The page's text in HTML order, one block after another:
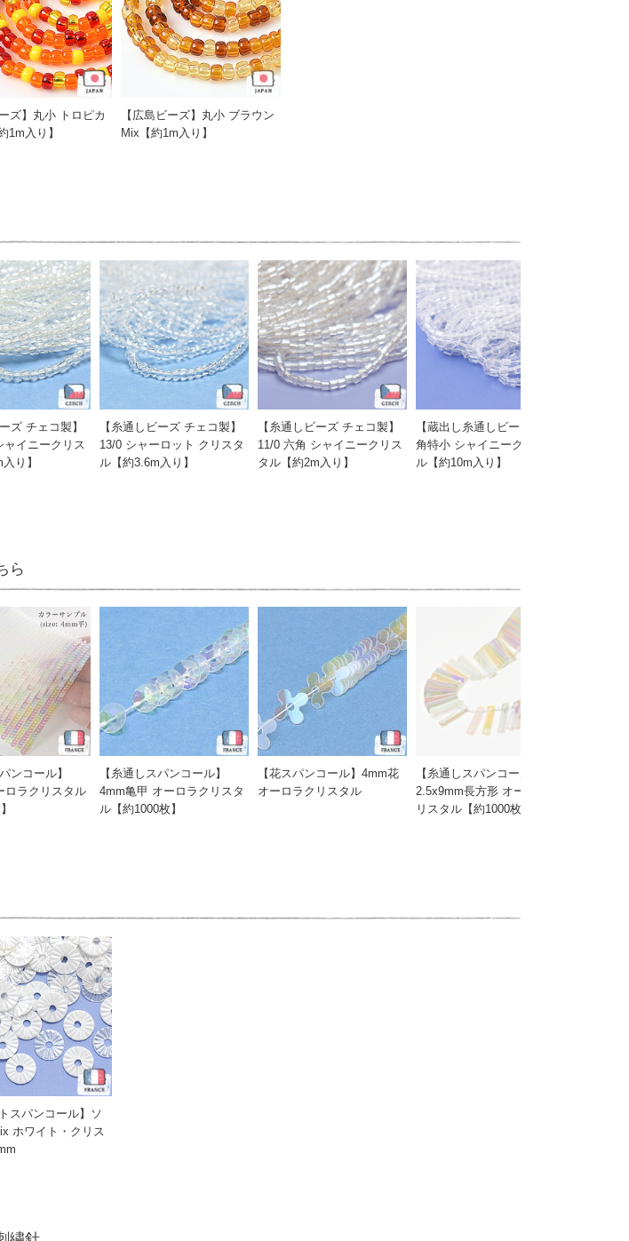
ズ】丸小 トロピカ
1m入り】
【広島ビーズ】丸小 ブラウン
Mix【約1m入り】
ズ チェコ製】
ャイニークリス
り】
【糸通しビーズ チェコ製】
13/0 シャーロット クリスタ
ル【約3.6m入り】
【糸通しビーズ チェコ製】
11/0 六角 シャイニークリス
タル【約2m入り】
【蔵出し糸通しビーズ】六
角特小 シャイニークリスタ
ル【約10m入り】
ら
ンコール】
ロラクリスタル
【糸通しスパンコール】
4mm亀甲 オーロラクリスタ
ル【約1000枚】
【花スパンコール】4mm花
オーロラクリスタル
【糸通しスパンコール】
2.5x9mm長方形 オーロラク
リスタル【約1000枚】
スパンコール】ソ
ホワイト・クリス